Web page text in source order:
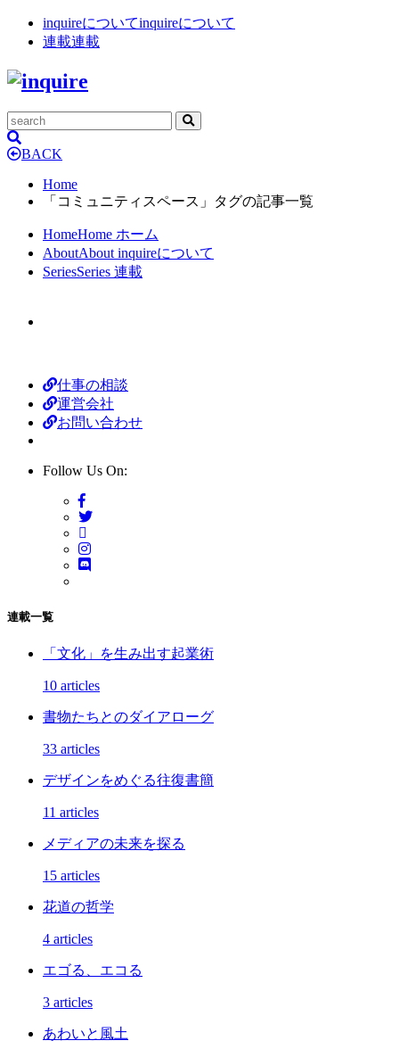
inquireについてinquireについて
連載連載
BACK
Home
「コミュニティスペース」タグの記事一覧
HomeHome ホーム
AboutAbout inquireについて
SeriesSeries 連載
仕事の相談
運営会社
お問い合わせ
Follow Us On:
連載一覧
「文化」を生み出す起業術
10 articles
書物たちとのダイアローグ
33 articles
デザインをめぐる往復書簡
11 articles
メディアの未来を探る
15 articles
花道の哲学
4 articles
エゴる、エコる
3 articles
あわいと風土